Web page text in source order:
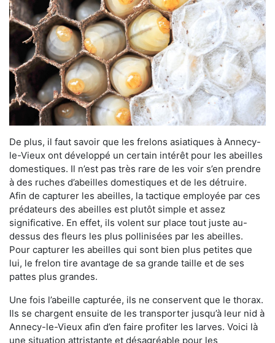
De plus, il faut savoir que les frelons asiatiques à Annecy-
le-Vieux ont développé un certain intérêt pour les abeilles
domestiques. Il n’est pas très rare de les voir s’en prendre
à des ruches d’abeilles domestiques et de les détruire.
Afin de capturer les abeilles, la tactique employée par ces
prédateurs des abeilles est plutôt simple et assez
significative. En effet, ils volent sur place tout juste au-
dessus des fleurs les plus pollinisées par les abeilles.
Pour capturer les abeilles qui sont bien plus petites que
lui, le frelon tire avantage de sa grande taille et de ses
pattes plus grandes.
Une fois l’abeille capturée, ils ne conservent que le thorax.
Ils se chargent ensuite de les transporter jusqu’à leur nid à
Annecy-le-Vieux afin d’en faire profiter les larves. Voici là
une situation attristante et désagréable pour les